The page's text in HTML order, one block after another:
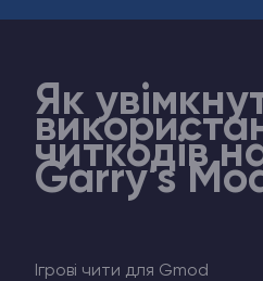
Як
читкодів
Garry’s
Ігрові чити для Gmod